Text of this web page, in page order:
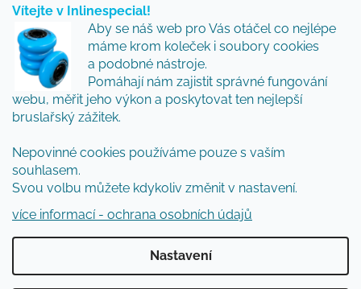
Vítejte v Inlinespecial!
Aby se náš web pro Vás otáčel co nejlépe
máme krom koleček i soubory cookies
a podobné nástroje.
Pomáhají nám zajistit správné fungování
webu, měřit jeho výkon a poskytovat ten nejlepší
bruslařský zážitek.
Nepovinné cookies používáme pouze s vaším
souhlasem.
Svou volbu můžete kdykoliv změnit v nastavení.
více informací - ochrana osobních údajů
Nastavení
Vložte svůj e-mail a my vám budeme zasílat informace
o nových produktech na našem e-shopu.
Přidejte se k nám a my Vám budeme zasílat ty nejlepší
novinky a tipy.
E-mail
Vložením e-mailu souhlasíte spodmínkami
ochrany osobních údajů
PŘIHLÁSIT SE